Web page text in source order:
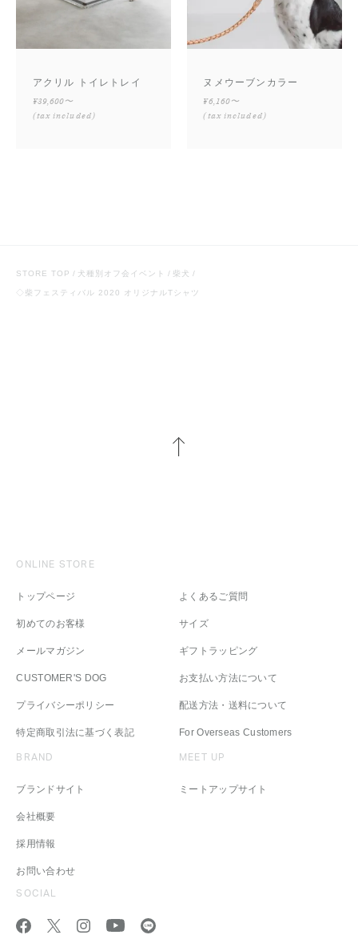
アクリル トイレトレイ
¥39,600〜
(tax included)
ヌメウーブンカラー
¥6,160〜
(tax included)
STORE TOP 犬種別オフ会イベント 柴犬
◇柴フェスティバル 2020 オリジナルTシャツ
ONLINE STORE
トップページ
初めてのお客様
メールマガジン
CUSTOMER'S DOG
プライバシーポリシー
特定商取引法に基づく表記
よくあるご質問
サイズ
ギフトラッピング
お支払い方法について
配送方法・送料について
For Overseas Customers
BRAND
ブランドサイト
会社概要
採用情報
お問い合わせ
MEET UP
ミートアップサイト
SOCIAL